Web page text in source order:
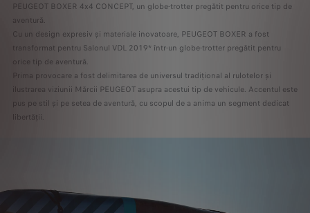
PEUGEOT BOXER 4x4 CONCEPT, un globe-trotter pregătit pentru orice tip de
aventură.
Cu un design expresiv și materiale inovatoare, PEUGEOT BOXER a fost
transformat pentru Salonul VDL 2019* într-un globe-trotter pregătit pentru
orice tip de aventură.
Prima provocare a fost delimitarea de universul tradițional al rulotelor și
ilustrarea viziunii Mărcii PEUGEOT asupra acestui tip de vehicule. Accentul este
pus pe stil și pe setea de aventură, cu scopul de a anima un segment dedicat
libertății.